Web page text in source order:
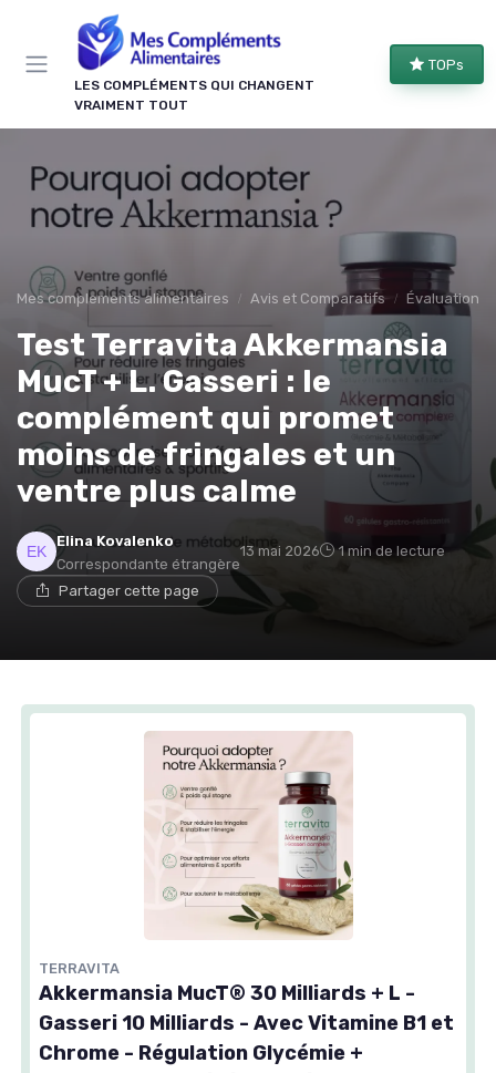
LES COMPLÉMENTS QUI CHANGENT
VRAIMENT TOUT
TOPs
Mes complements alimentaires Avis et Comparatifs Évaluations
Test Terravita Akkermansia
MucT + L. Gasseri : le
complément qui promet
moins de fringales et un
ventre plus calme
Elina Kovalenko
Correspondante étrangère
13 mai 2026 1 min de lecture
Partager cette page
TERRAVITA
Akkermansia MucT® 30 Milliards + L -
Gasseri 10 Milliards - Avec Vitamine B1 et
Chrome - Régulation Glycémie +
Panneau de gestion des cookies